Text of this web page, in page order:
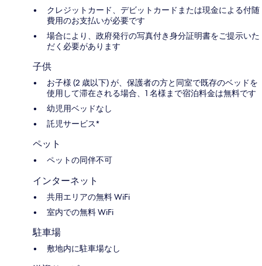
クレジットカード、デビットカードまたは現金による付随
費用のお支払いが必要です
場合により、政府発行の写真付き身分証明書をご提示いた
だく必要があります
子供
お子様 (2 歳以下) が、保護者の方と同室で既存のベッドを
使用して滞在される場合、1 名様まで宿泊料金は無料です
幼児用ベッドなし
託児サービス*
ペット
ペットの同伴不可
インターネット
共用エリアの無料 WiFi
室内での無料 WiFi
駐車場
敷地内に駐車場なし